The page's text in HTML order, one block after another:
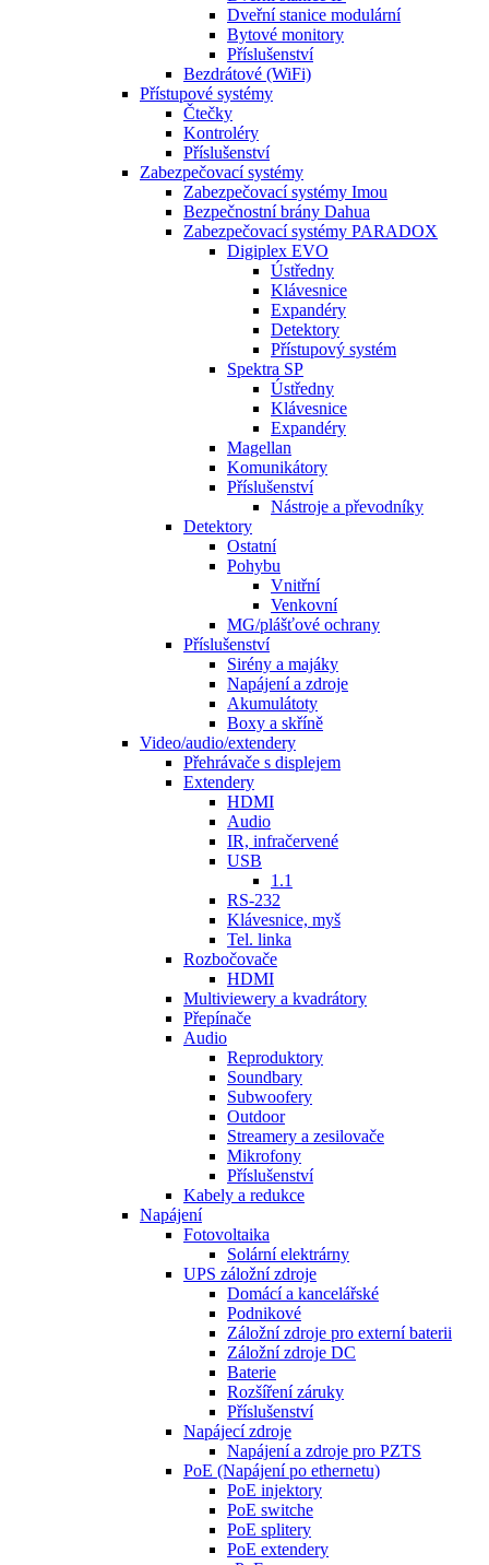
Dveřní stanice modulární
Bytové monitory
Příslušenství
Bezdrátové (WiFi)
Přístupové systémy
Čtečky
Kontroléry
Příslušenství
Zabezpečovací systémy
Zabezpečovací systémy Imou
Bezpečnostní brány Dahua
Zabezpečovací systémy PARADOX
Digiplex EVO
Ústředny
Klávesnice
Expandéry
Detektory
Přístupový systém
Spektra SP
Ústředny
Klávesnice
Expandéry
Magellan
Komunikátory
Příslušenství
Nástroje a převodníky
Detektory
Ostatní
Pohybu
Vnitřní
Venkovní
MG/plášťové ochrany
Příslušenství
Sirény a majáky
Napájení a zdroje
Akumulátoty
Boxy a skříně
Video/audio/extendery
Přehrávače s displejem
Extendery
HDMI
Audio
IR, infračervené
USB
1.1
RS-232
Klávesnice, myš
Tel. linka
Rozbočovače
HDMI
Multiviewery a kvadrátory
Přepínače
Audio
Reproduktory
Soundbary
Subwoofery
Outdoor
Streamery a zesilovače
Mikrofony
Příslušenství
Kabely a redukce
Napájení
Fotovoltaika
Solární elektrárny
UPS záložní zdroje
Domácí a kancelářské
Podnikové
Záložní zdroje pro externí baterii
Záložní zdroje DC
Baterie
Rozšíření záruky
Příslušenství
Napájecí zdroje
Napájení a zdroje pro PZTS
PoE (Napájení po ethernetu)
PoE injektory
PoE switche
PoE splitery
PoE extendery